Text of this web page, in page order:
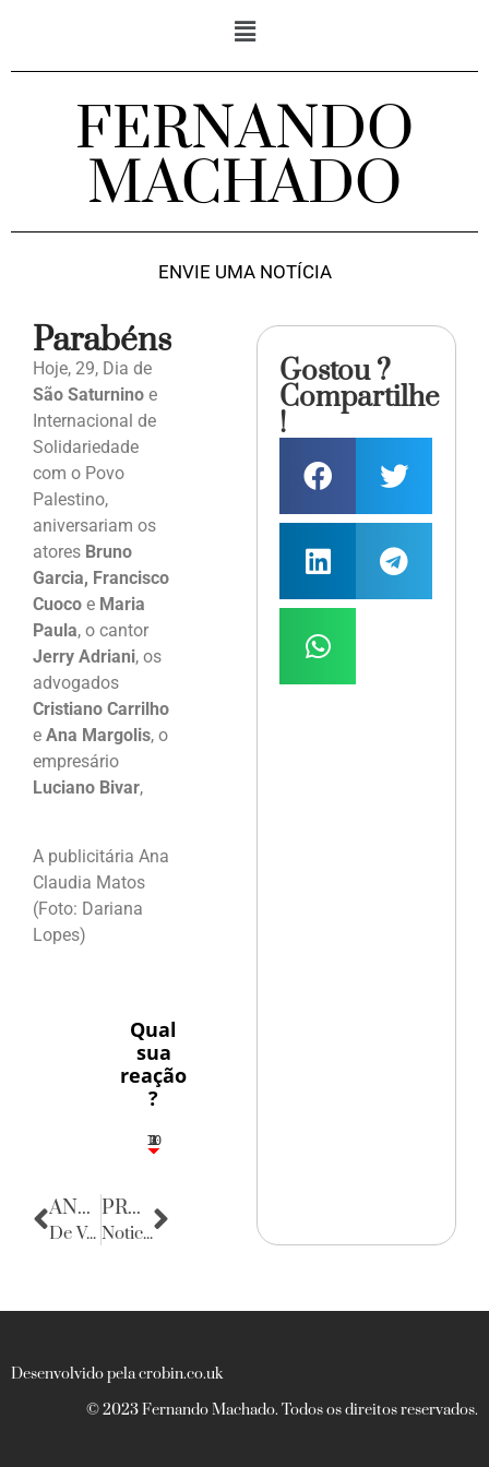
FERNANDO
MACHADO
ENVIE UMA NOTÍCIA
Parabéns
Hoje, 29, Dia de
São Saturnino e
Internacional de
Solidariedade
com o Povo
Palestino,
aniversariam os
atores Bruno
Garcia, Francisco
Cuoco e Maria
Paula, o cantor
Jerry Adriani, os
advogados
Cristiano Carrilho
e Ana Margolis, o
empresário
Luciano Bivar,
A publicitária Ana
Claudia Matos
(Foto: Dariana
Lopes)
Qual
sua
reação
?
3
1
1
2
10
ANTERIOR
De Volta para o Passado
PRÓXIMA
Noticias de Sergipe
Gostou ?
Compartilhe
!
Desenvolvido pela crobin.co.uk
© 2023 Fernando Machado. Todos os direitos reservados.